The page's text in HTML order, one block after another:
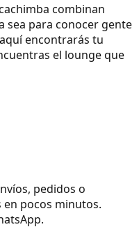
combinan
sea para conocer gente
encontrarás tu
el lounge que
pedidos o
pocos minutos.